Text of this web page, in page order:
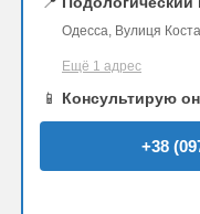
Одесса, Вулиця
Ещё 1 адрес
📱 Консультирую
+38